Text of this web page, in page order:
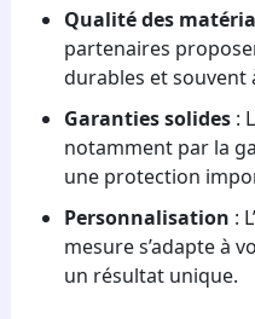
Qualité des
partenaires
durables et souvent
Garanties solides:
notamment par la
une protection
Personnalisation :
mesure s’adapte à
un résultat unique.